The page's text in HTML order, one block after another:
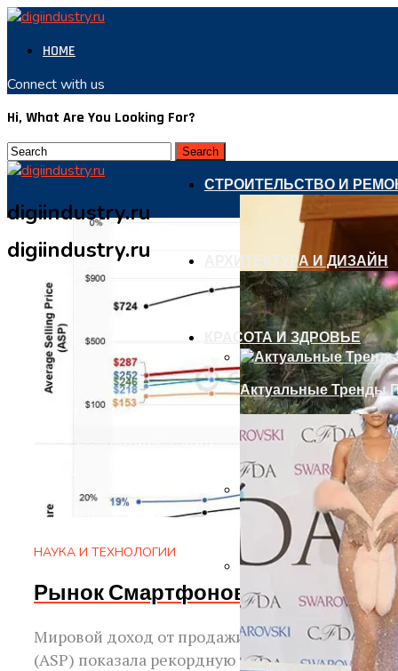
HOME
Connect with us
Hi, What Are You Looking For?
digiindustry.ru
digiindustry.ru
СТРОИТЕЛЬСТВО И
Установка Доборов
АРХИТЕКТУРА И ДИЗАЙН
Современный
КРАСОТА И ЗДРОВЬЕ
Актуальные Тренды
НАУКА И ТЕХНОЛОГИИ
Рынок Смартфонов Оживает:
Мировой доход от продажи смартфонов в 2024
(ASP) показала рекордную 365...